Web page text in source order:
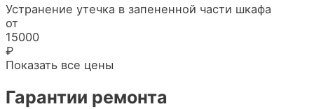
Устранение утечка в запененной части шкафа
от
15000
₽
Показать все цены
Гарантии ремонта